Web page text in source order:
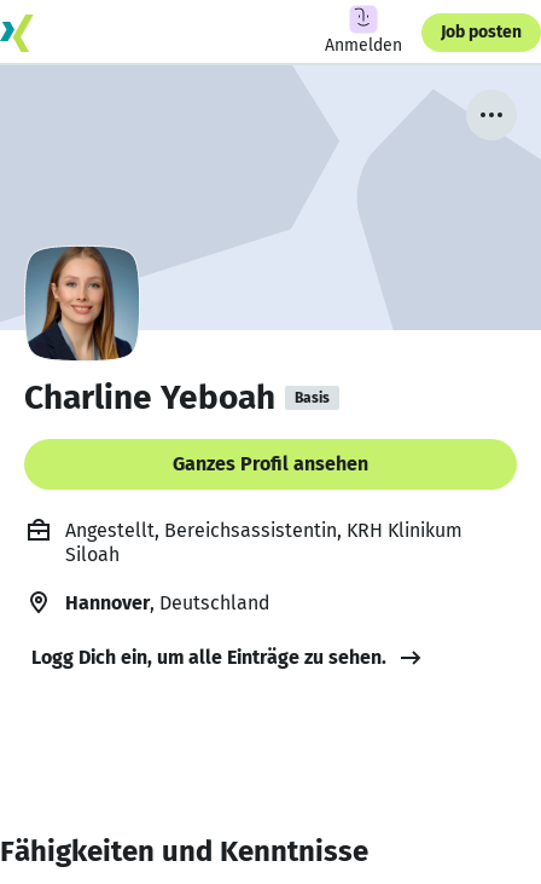
Anmelden
Job posten
Charline Yeboah Basis
Ganzes Profil ansehen
Angestellt, Bereichsassistentin, KRH Klinikum
Siloah
Hannover, Deutschland
Logg Dich ein, um alle Einträge zu sehen.
Fähigkeiten und Kenntnisse